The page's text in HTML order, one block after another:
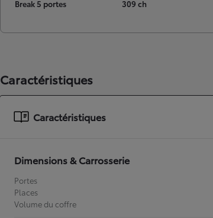
Break 5 portes
309 ch
Caractéristiques
Caractéristiques
Dimensions & Carrosserie
Portes
Places
Volume du coffre